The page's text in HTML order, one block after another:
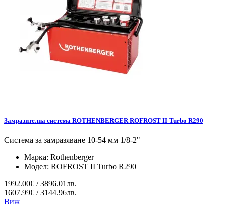
Замразителна система ROTHENBERGER ROFROST II Turbo R290
Система за замразяване 10-54 мм 1/8-2"
Марка: Rothenberger
Модел: ROFROST II Turbo R290
1992.00€ / 3896.01лв.
1607.99€ / 3144.96лв.
Виж